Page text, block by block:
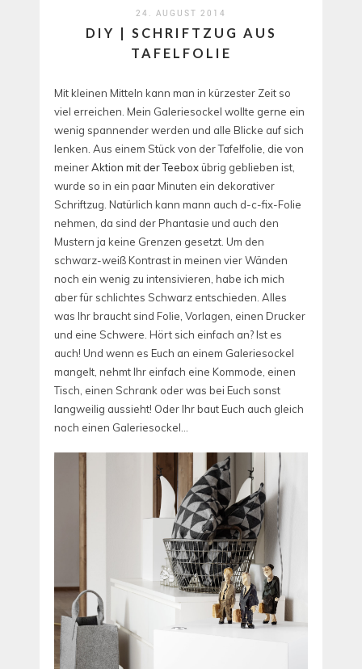
24. AUGUST 2014
DIY | SCHRIFTZUG AUS
TAFELFOLIE
Mit kleinen Mitteln kann man in kürzester Zeit so
viel erreichen. Mein Galeriesockel wollte gerne ein
wenig spannender werden und alle Blicke auf sich
lenken. Aus einem Stück von der Tafelfolie, die von
meinerAktion mit der Teeboxübrig geblieben ist,
wurde so in ein paar Minuten ein dekorativer
Schriftzug. Natürlich kann mann auch d-c-fix-Folie
nehmen, da sind der Phantasie und auch den
Mustern ja keine Grenzen gesetzt. Um den
schwarz-weiß Kontrast in meinen vier Wänden
noch ein wenig zu intensivieren, habe ich mich
aber für schlichtes Schwarz entschieden. Alles
was Ihr braucht sind Folie, Vorlagen, einen Drucker
und eine Schwere. Hört sich einfach an? Ist es
auch! Und wenn es Euch an einem Galeriesockel
mangelt, nehmt Ihr einfach eine Kommode, einen
Tisch, einen Schrank oder was bei Euch sonst
langweilig aussieht! Oder Ihr baut Euch auch gleich
noch einen Galeriesockel…